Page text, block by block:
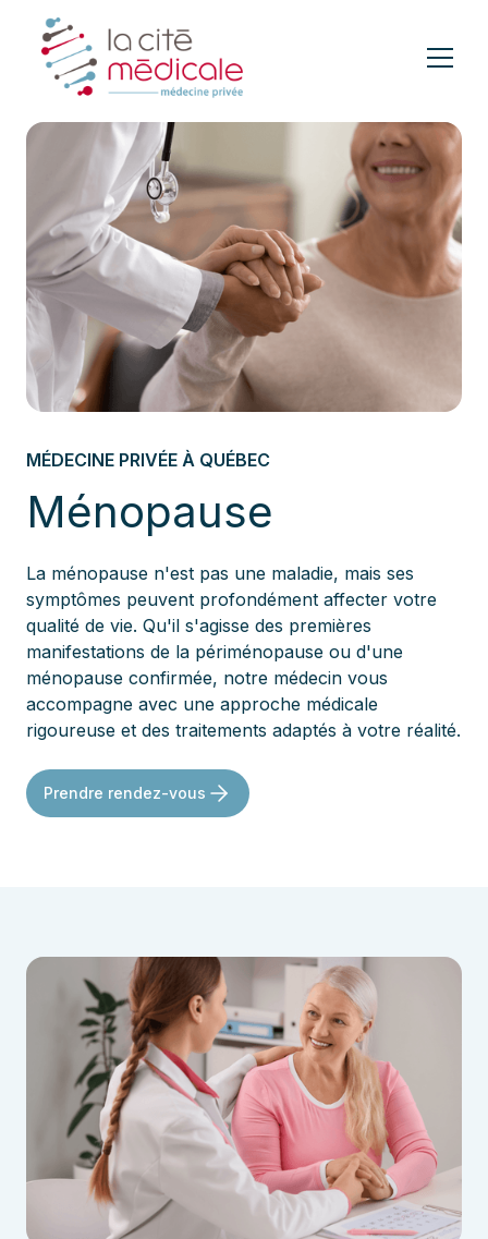
MÉDECINE PRIVÉE À QUÉBEC
Ménopause
La ménopause n'est pas une maladie, mais ses
symptômes peuvent profondément affecter votre
qualité de vie. Qu'il s'agisse des premières
manifestations de la périménopause ou d'une
ménopause confirmée, notre médecin vous
accompagne avec une approche médicale
rigoureuse et des traitements adaptés à votre réalité.
Prendre rendez-vous